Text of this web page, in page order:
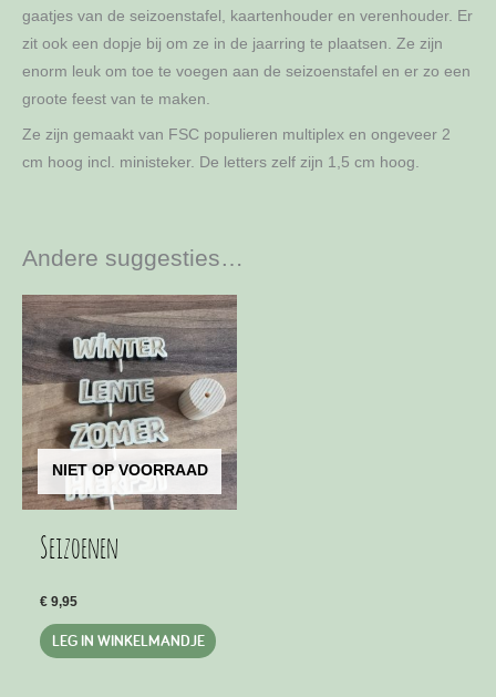
gaatjes van de seizoenstafel, kaartenhouder en verenhouder. Er
zit ook een dopje bij om ze in de jaarring te plaatsen. Ze zijn
enorm leuk om toe te voegen aan de seizoenstafel en er zo een
groote feest van te maken.
Ze zijn gemaakt van FSC populieren multiplex en ongeveer 2
cm hoog incl. ministeker. De letters zelf zijn 1,5 cm hoog.
Andere suggesties…
NIET OP VOORRAAD
Seizoenen
€ 9,95
LEG IN WINKELMANDJE